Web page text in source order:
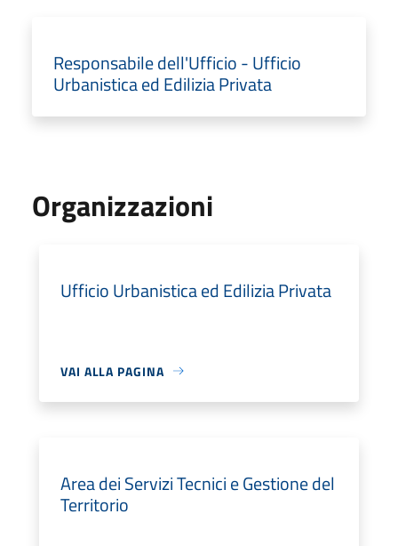
Responsabile dell'Ufficio - Ufficio
Urbanistica ed Edilizia Privata
Organizzazioni
Ufficio Urbanistica ed Edilizia Privata
VAI ALLA PAGINA
Area dei Servizi Tecnici e Gestione del
Territorio